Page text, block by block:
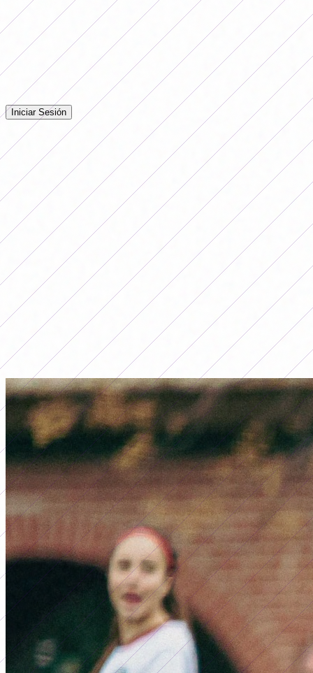
Comentarios
Iniciá sesión para dejar tu comentario en la nota.
Iniciar Sesión
Todavía no hay comentarios. ¡Sé el primero en opinar!
Publicidade
LO MÁS LEÍDO